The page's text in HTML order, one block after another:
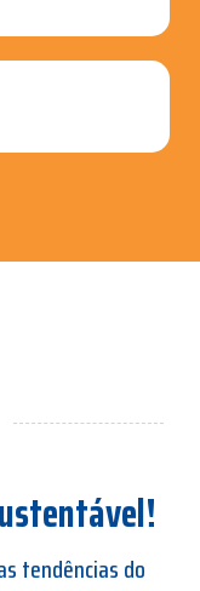
tendências do